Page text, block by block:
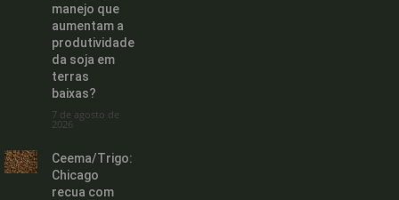
manejo que
aumentam a
produtividade
da soja em
terras
baixas?
7 de agosto de
2026
Ceema/Trigo:
Chicago
recua com